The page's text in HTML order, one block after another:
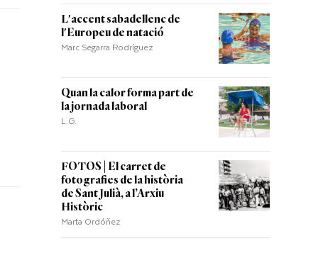
L'accent sabadellenc de
l'Europeu de natació
Marc Segarra Rodríguez
Quan la calor forma part de
la jornada laboral
L.G.
FOTOS | El carret de
fotografies de la història
de Sant Julià, a l’Arxiu
Històric
Marta Ordóñez